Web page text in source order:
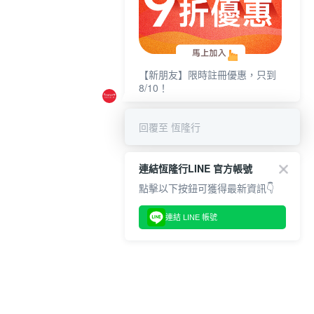
【新朋友】限時註冊優惠，只到
8/10！
回覆至 恆隆行
連結恆隆行LINE 官方帳號
點擊以下按鈕可獲得最新資訊👇
連結 LINE 帳號